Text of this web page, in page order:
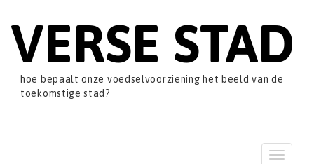
VERSE STAD
hoe bepaalt onze voedselvoorziening het beeld van de
toekomstige stad?
T